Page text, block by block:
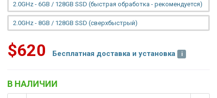
2.0GHz - 6GB / 128GB SSD (быстрая обработка - рекомендуется)
2.0GHz - 8GB / 128GB SSD (сверхбыстрый)
$620 Бесплатная доставка и установка
В НАЛИЧИИ